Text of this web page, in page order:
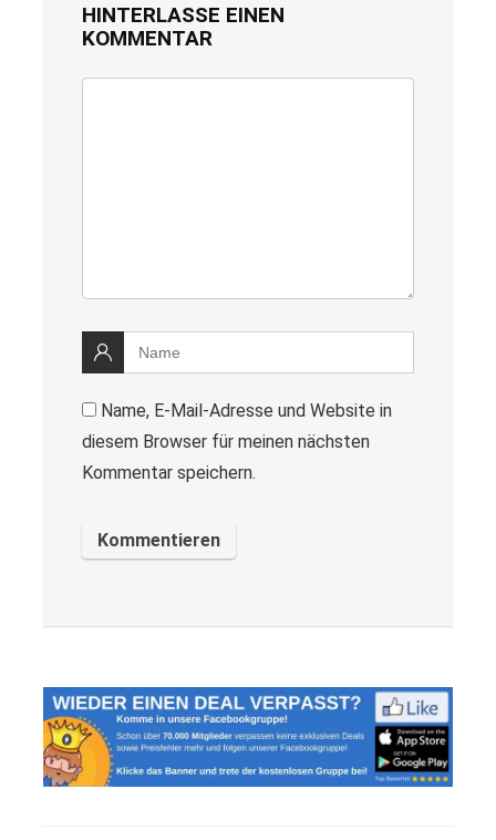
HINTERLASSE EINEN
KOMMENTAR
Name, E-Mail-Adresse und Website in
diesem Browser für meinen nächsten
Kommentar speichern.